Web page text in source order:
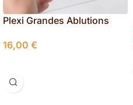
Plexi Grandes Ablutions
16,00 €